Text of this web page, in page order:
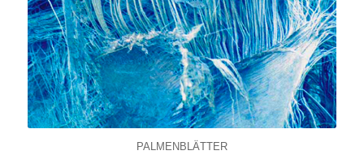
PALMENBLÄTTER